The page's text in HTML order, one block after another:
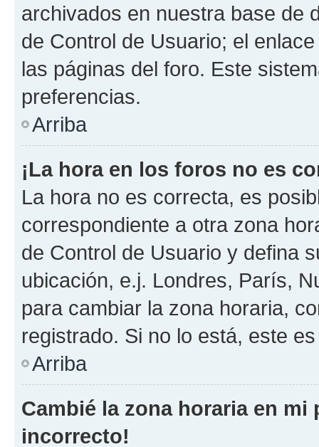
archivados en nuestra base de
de Control de Usuario; el
las páginas del foro. Este
preferencias.
Arriba
¡La hora en los foros no es
La hora no es correcta, es
correspondiente a otra zona
de Control de Usuario y defina
ubicación, e.j. Londres, París,
para cambiar la zona horaria,
registrado. Si no lo está, este
Arriba
Cambié la zona horaria en
incorrecto!